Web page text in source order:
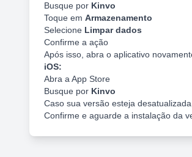
Busque por Kinvo
Toque em Armazenamento
Selecione Limpar dados
Confirme a ação
Após isso, abra o aplicativo
iOS:
Abra a App Store
Busque por Kinvo
Caso sua versão esteja
Confirme e aguarde a instalação da